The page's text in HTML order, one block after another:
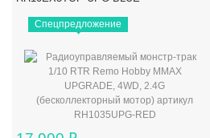
Спецпредложение